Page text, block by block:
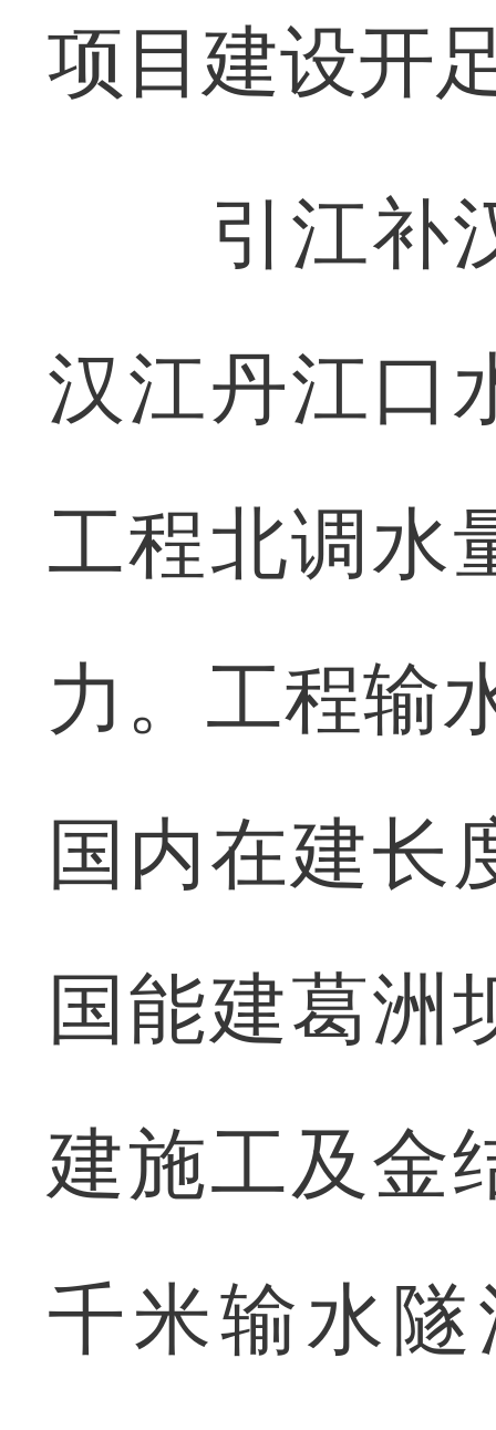
项目建设开
引江补汉
汉江丹江口
工程北调水
力。工程输
国内在建长
国能建葛洲
建施工及金
千米输水